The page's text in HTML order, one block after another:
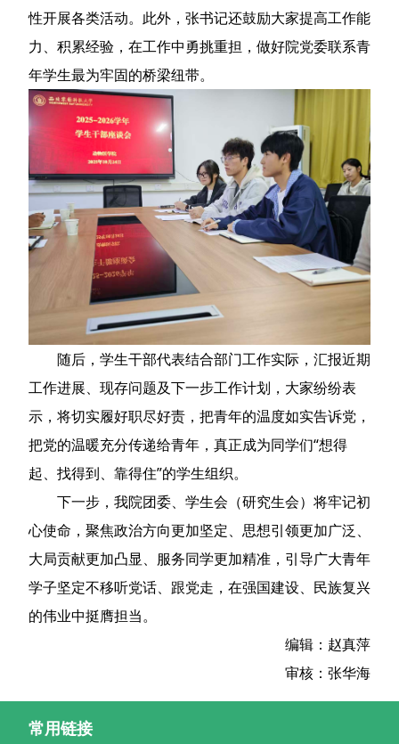
性开展各类活动。此外，张书记还鼓励大家提高工作能
力、积累经验，在工作中勇挑重担，做好院党委联系青
年学生最为牢固的桥梁纽带。
随后，学生干部代表结合部门工作实际，汇报近期
工作进展、现存问题及下一步工作计划，大家纷纷表
示，将切实履好职尽好责，把青年的温度如实告诉党，
把党的温暖充分传递给青年，真正成为同学们“想得
起、找得到、靠得住”的学生组织。
下一步，我院团委、学生会（研究生会）将牢记初
心使命，聚焦政治方向更加坚定、思想引领更加广泛、
大局贡献更加凸显、服务同学更加精准，引导广大青年
学子坚定不移听党话、跟党走，在强国建设、民族复兴
的伟业中挺膺担当。
编辑：赵真萍
审核：张华海
常用链接